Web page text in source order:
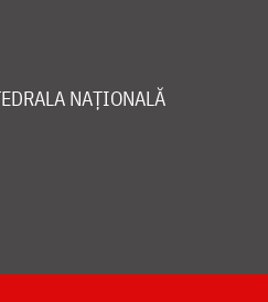
NAȚIONALĂ